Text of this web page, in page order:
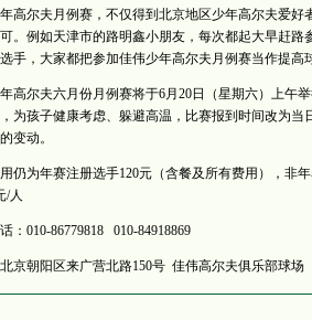
高尔夫月例赛，不仅得到北京地区少年高尔夫爱好
。例如天津市的路明鑫小朋友，每次都起大早赶
手，大家都把参加佳伟少年高尔夫月例赛当作提高
高尔夫六月份月例赛将于6月20日（星期六）上午
为孩子健康考虑、躲避高温，比赛报到时间改为当
变动。
仍为年赛注册选手120元（含餐及所有费用），非
/人
：010-86779818 010-84918869
京朝阳区来广营北路150号 佳伟高尔夫俱乐部球场